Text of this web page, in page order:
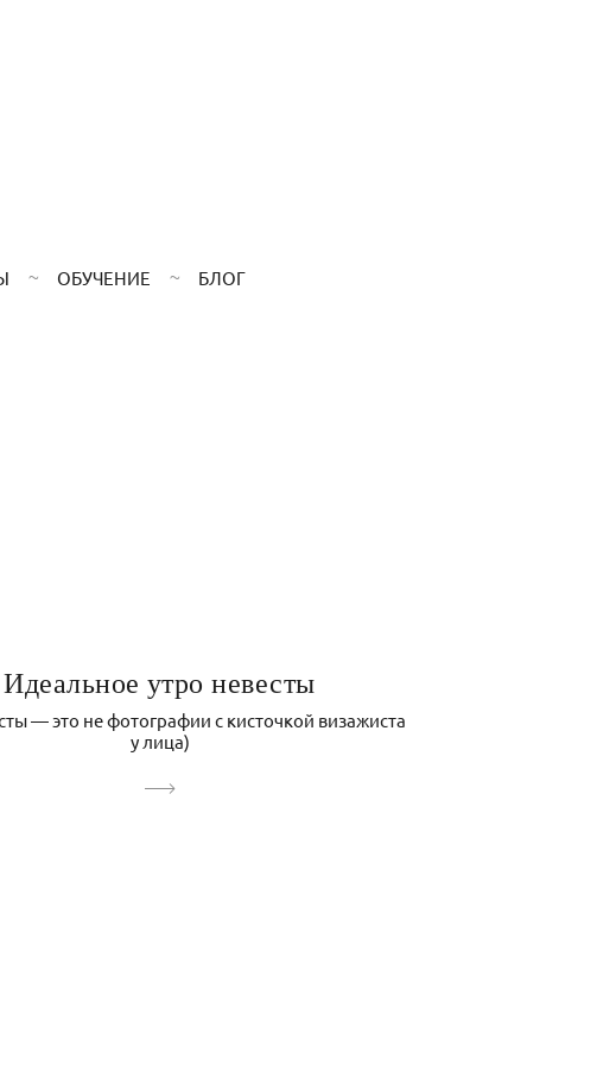
ОБУЧЕНИЕ БЛОГ
Идеальное утро невесты
— это не фотографии с кисточкой визажиста
у лица)